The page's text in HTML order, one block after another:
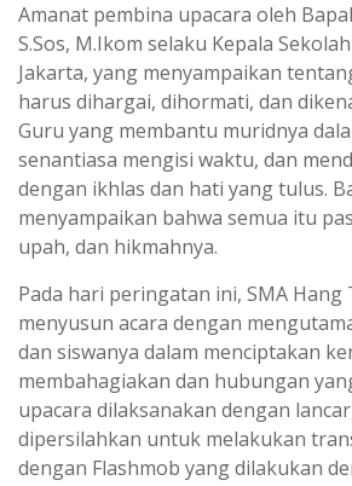
Amanat pembina upacara oleh
S.Sos, M.Ikom selaku Kepala
Jakarta, yang menyampaikan
harus dihargai, dihormati, dan
Guru yang membantu muridnya
senantiasa mengisi waktu, dan
dengan ikhlas dan hati yang tulus.
menyampaikan bahwa semua itu
upah, dan hikmahnya.
Pada hari peringatan ini, SMA Hang
menyusun acara dengan
dan siswanya dalam menciptakan
membahagiakan dan hubungan
upacara dilaksanakan dengan
dipersilahkan untuk melakukan
dengan Flashmob yang dilakukan